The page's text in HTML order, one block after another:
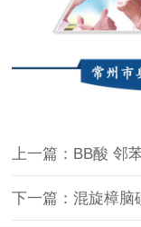
上一篇：BB酸 邻
下一篇：混旋樟脑